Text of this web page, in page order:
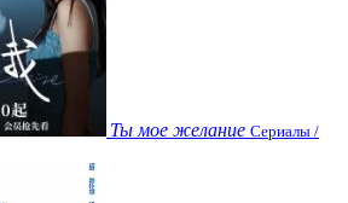
Ты мое желание Сериалы /